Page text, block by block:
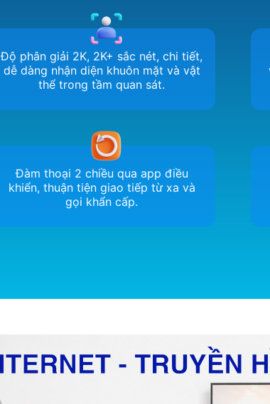
Độ phân giải 2K, 2K+ sắc nét, chi tiết,
dễ dàng nhận diện khuôn mặt và vật
thể trong tầm quan sát.
Đàm thoại 2 chiều qua app điều
khiển, thuận tiện giao tiếp từ xa và
gọi khẩn cấp.